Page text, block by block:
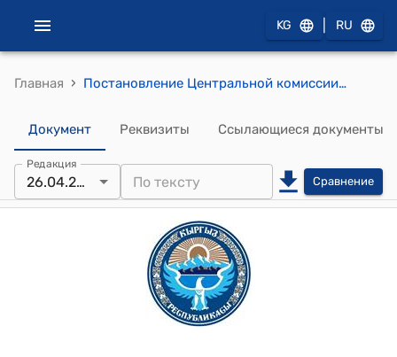
KG RU
Главная › Постановление Центральной комиссии по выборам и проведению референдумов КР от 26 апреля 2017 года "О внесении изменений в Положение "О порядке взаимодействия Центральной комиссии по выборам и проведению референдумов Кыргызской Республики и Государственной
Документ Реквизиты Ссылающиеся документы
Редакция
26.04.2017 Сравнение